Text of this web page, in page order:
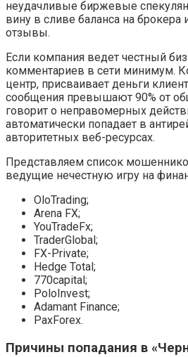
неудачливые биржевые
вину в сливе баланса на брокера
отзывы.
Если компания ведет честный
комментариев в сети минимум.
центр, присваивает деньги
сообщения превышают 90% от
говорит о неправомерных
автоматически попадает в
авторитетных веб-ресурсах.
Представляем список
ведущие нечестную игру на
OloTrading;
Arena FX;
YouTradeFx;
TraderGlobal;
FX-Private;
Hedge Total;
770capital;
PoloInvest;
Adamant Finance;
PaxForex.
Причины попадания в